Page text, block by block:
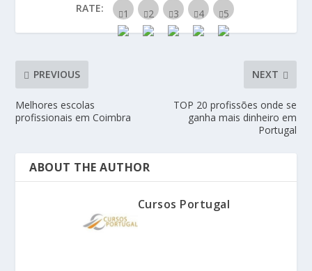
RATE:
PREVIOUS
Melhores escolas
profissionais em Coimbra
NEXT
TOP 20 profissões onde se
ganha mais dinheiro em
Portugal
ABOUT THE AUTHOR
Cursos Portugal